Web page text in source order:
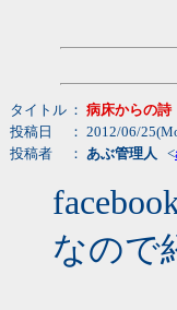
タイトル ： 病床からの詩
投稿日
： 2012/06/
投稿者
： あぶ管理人 <
なので